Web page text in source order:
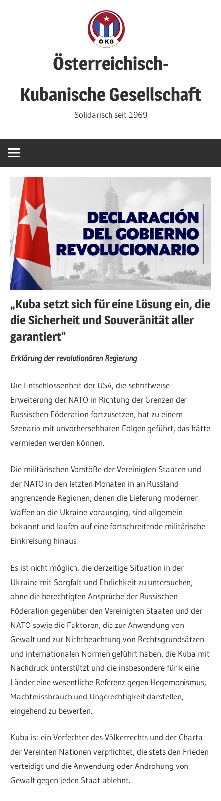
Österreichisch-
Kubanische Gesellschaft
Solidarisch seit 1969
„Kuba setzt sich für eine Lösung ein, die
die Sicherheit und Souveränität aller
garantiert“
Erklärung der revolutionären Regierung
Die Entschlossenheit der USA, die schrittweise
Erweiterung der NATO in Richtung der Grenzen der
Russischen Föderation fortzusetzen, hat zu einem
Szenario mit unvorhersehbaren Folgen geführt, das hätte
vermieden werden können.
Die militärischen Vorstöße der Vereinigten Staaten und
der NATO in den letzten Monaten in an Russland
angrenzende Regionen, denen die Lieferung moderner
Waffen an die Ukraine vorausging, sind allgemein
bekannt und laufen auf eine fortschreitende militärische
Einkreisung hinaus.
Es ist nicht möglich, die derzeitige Situation in der
Ukraine mit Sorgfalt und Ehrlichkeit zu untersuchen,
ohne die berechtigten Ansprüche der Russischen
Föderation gegenüber den Vereinigten Staaten und der
NATO sowie die Faktoren, die zur Anwendung von
Gewalt und zur Nichtbeachtung von Rechtsgrundsätzen
und internationalen Normen geführt haben, die Kuba mit
Nachdruck unterstützt und die insbesondere für kleine
Länder eine wesentliche Referenz gegen Hegemonismus,
Machtmissbrauch und Ungerechtigkeit darstellen,
eingehend zu bewerten.
Kuba ist ein Verfechter des Völkerrechts und der Charta
der Vereinten Nationen verpflichtet, die stets den Frieden
verteidigt und die Anwendung oder Androhung von
Gewalt gegen jeden Staat ablehnt.